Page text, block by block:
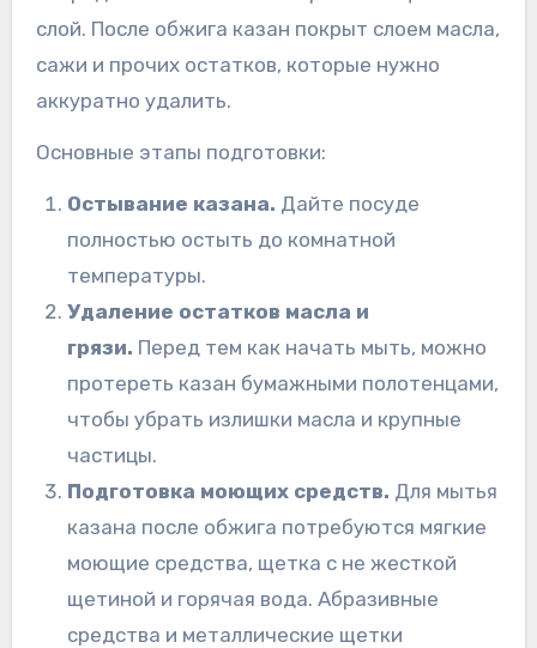
слой. После обжига казан покрыт слоем масла,
сажи и прочих остатков, которые нужно
аккуратно удалить.
Основные этапы подготовки:
Остывание казана. Дайте посуде
полностью остыть до комнатной
температуры.
Удаление остатков масла и
грязи. Перед тем как начать мыть, можно
протереть казан бумажными полотенцами,
чтобы убрать излишки масла и крупные
частицы.
Подготовка моющих средств. Для мытья
казана после обжига потребуются мягкие
моющие средства, щетка с не жесткой
щетиной и горячая вода. Абразивные
средства и металлические щетки